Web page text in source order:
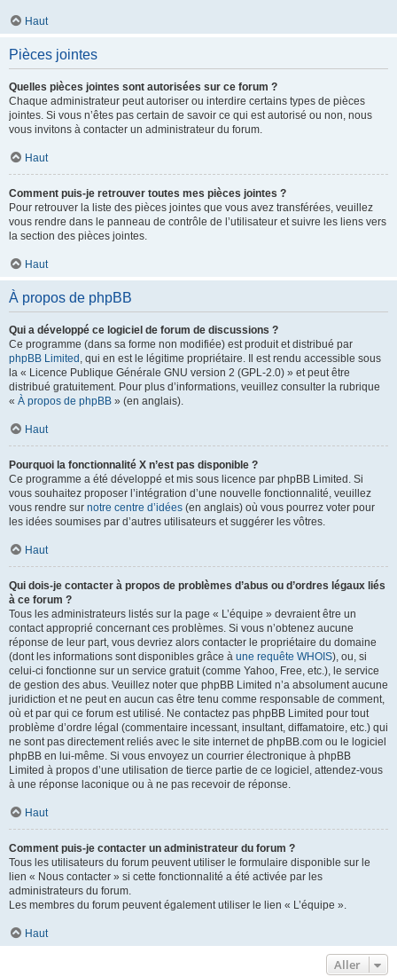
Haut
Pièces jointes
Quelles pièces jointes sont autorisées sur ce forum ?
Chaque administrateur peut autoriser ou interdire certains types de pièces
jointes. Si vous n’êtes pas certain de savoir ce qui est autorisé ou non, nous
vous invitons à contacter un administrateur du forum.
Haut
Comment puis-je retrouver toutes mes pièces jointes ?
Pour retrouver la liste des pièces jointes que vous avez transférées, veuillez
vous rendre dans le panneau de contrôle de l’utilisateur et suivre les liens vers
la section des pièces jointes.
Haut
À propos de phpBB
Qui a développé ce logiciel de forum de discussions ?
Ce programme (dans sa forme non modifiée) est produit et distribué par
phpBB Limited , qui en est le légitime propriétaire. Il est rendu accessible sous
la « Licence Publique Générale GNU version 2 (GPL-2.0) » et peut être
distribué gratuitement. Pour plus d’informations, veuillez consulter la rubrique
« À propos de phpBB » (en anglais).
Haut
Pourquoi la fonctionnalité X n’est pas disponible ?
Ce programme a été développé et mis sous licence par phpBB Limited. Si
vous souhaitez proposer l’intégration d’une nouvelle fonctionnalité, veuillez
vous rendre sur notre centre d’idées (en anglais) où vous pourrez voter pour
les idées soumises par d’autres utilisateurs et suggérer les vôtres.
Haut
Qui dois-je contacter à propos de problèmes d’abus ou d’ordres légaux liés
à ce forum ?
Tous les administrateurs listés sur la page « L’équipe » devraient être un
contact approprié concernant ces problèmes. Si vous n’obtenez aucune
réponse de leur part, vous devriez alors contacter le propriétaire du domaine
(dont les informations sont disponibles grâce à une requête WHOIS), ou, si
celui-ci fonctionne sur un service gratuit (comme Yahoo, Free, etc.), le service
de gestion des abus. Veuillez noter que phpBB Limited n’a absolument aucune
juridiction et ne peut en aucun cas être tenu comme responsable de comment,
où et par qui ce forum est utilisé. Ne contactez pas phpBB Limited pour tout
problème d’ordre légal (commentaire incessant, insultant, diffamatoire, etc.) qui
ne sont pas directement reliés avec le site internet de phpBB.com ou le logiciel
phpBB en lui-même. Si vous envoyez un courrier électronique à phpBB
Limited à propos d’une utilisation de tierce partie de ce logiciel, attendez-vous
à une réponse laconique ou à ne pas recevoir de réponse.
Haut
Comment puis-je contacter un administrateur du forum ?
Tous les utilisateurs du forum peuvent utiliser le formulaire disponible sur le
lien « Nous contacter » si cette fonctionnalité a été activée par les
administrateurs du forum.
Les membres du forum peuvent également utiliser le lien « L’équipe ».
Haut
Aller